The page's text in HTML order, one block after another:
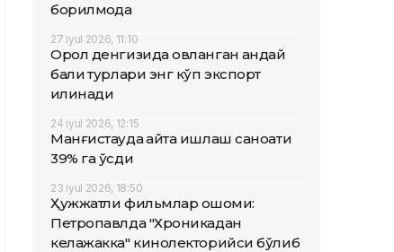
борилмоқда
27 iyul 2026, 11:10
Орол денгизида овланган қандай
балиқ турлари энг кўп экспорт
қилинади
24 iyul 2026, 12:15
Манғистауда қайта ишлаш саноати
39% га ўсди
23 iyul 2026, 18:50
Ҳужжатли фильмлар оқшоми:
Петропавлда "Хроникадан
келажакка" кинолекторийси бўлиб